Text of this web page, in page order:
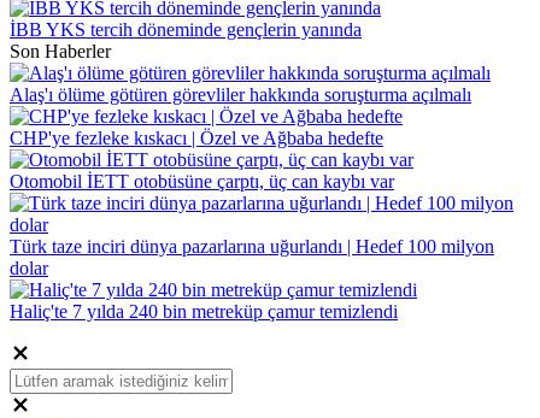
İBB YKS tercih döneminde gençlerin yanında
Son Haberler
Alaş'ı ölüme götüren görevliler hakkında soruşturma açılmalı
CHP'ye fezleke kıskacı | Özel ve Ağbaba hedefte
Otomobil İETT otobüsüne çarptı, üç can kaybı var
Türk taze inciri dünya pazarlarına uğurlandı | Hedef 100 milyon
dolar
Haliç'te 7 yılda 240 bin metreküp çamur temizlendi